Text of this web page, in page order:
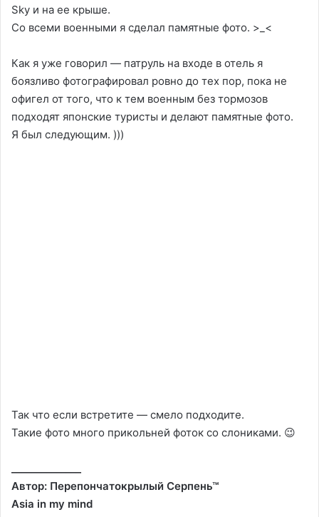
Sky и на ее крыше.
Со всеми военными я сделал памятные фото. >_<
Как я уже говорил — патруль на входе в отель я
боязливо фотографировал ровно до тех пор, пока не
офигел от того, что к тем военным без тормозов
подходят японские туристы и делают памятные фото.
Я был следующим. )))
Так что если встретите — смело подходите.
Такие фото много прикольней фоток со слониками. 😉
Автор: Перепончатокрылый Серпень™
Asia in my mind